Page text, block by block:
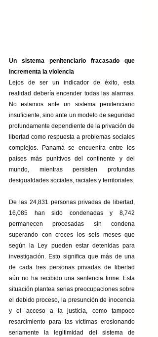
Un sistema penitenciario fracasado que
incrementa la violencia
Lejos de ser un indicador de éxito, esta
realidad debería encender todas las alarmas.
No estamos ante un sistema penitenciario
insuficiente, sino ante un modelo de seguridad
profundamente dependiente de la privación de
libertad como respuesta a problemas sociales
complejos. Panamá se encuentra entre los
países más punitivos del continente y del
mundo, mientras persisten profundas
desigualdades sociales, raciales y territoriales.
De las 24,831 personas privadas de libertad,
16,085 han sido condenadas y 8,742
permanecen procesadas sin condena
superando con creces los seis meses que
según la Ley pueden estar detenidas para
investigación. Esto significa que más de una
de cada tres personas privadas de libertad
aún no ha recibido una sentencia firme. Esta
situación plantea serias preocupaciones sobre
el debido proceso, la presunción de inocencia
y el acceso a la justicia, como tampoco
resarcimiento para las víctimas erosionando
seriamente la legitimidad del sistema de